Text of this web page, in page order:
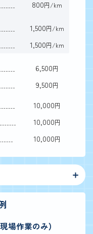
800円/km
1,500円/km
1,500円/km
6,500円
9,500円
10,000円
10,000円
10,000円
場作業のみ）